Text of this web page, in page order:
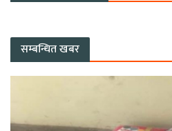
सम्बन्धित खबर